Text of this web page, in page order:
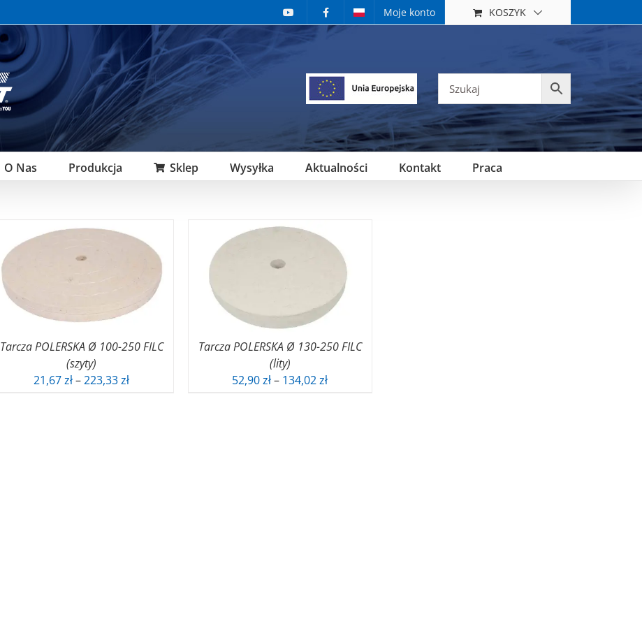
Moje konto KOSZYK
O Nas Produkcja Sklep Wysyłka Aktualności Kontakt Praca
Tarcza POLERSKA Ø 100-250 FILC
(szyty)
21,67zł–223,33złZakres
Tarcza POLERSKA Ø 130-250 FILC
(lity)
52,90zł– 134,02złZakres